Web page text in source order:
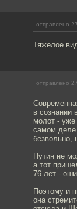
отправлено
Тяжелое
отправлено
в сознании
молот - уже
самом деле
безвольно,
Путин не
а тот
76 лет -
Поэтому и
она